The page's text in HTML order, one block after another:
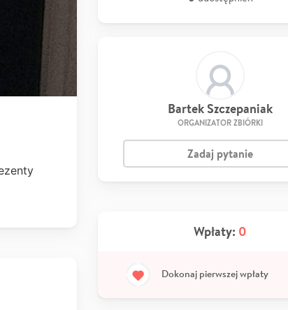
Bartek Szczepaniak
ORGANIZATOR ZBIÓRKI
Zadaj pytanie
Wpłaty: 0
Dokonaj pierwszej wpłaty